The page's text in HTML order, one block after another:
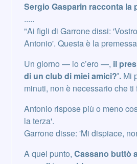
Sergio Gasparin racconta la
.....
"Ai figli di Garrone dissi:
Antonio'. Questa è la
Un giorno — io c’ero —, il
di un club di miei amici?'. Mi
minuti, non è necessario che ti
Antonio rispose più o meno
la terza'.
Garrone disse: 'Mi dispiace,
A quel punto, Cassano buttò